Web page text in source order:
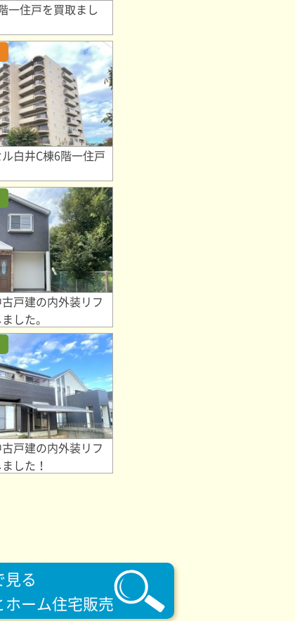
一住戸を買取まし
白井C棟6階一住戸
戸建の内外装リフ
した。
戸建の内外装リフ
した！
る
ホーム住宅販売